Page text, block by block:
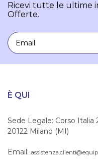
Ricevi tutte le ultime
Offerte.
Email
È QUI
Sede Legale: Corso Italia
20122 Milano (MI)
Email: